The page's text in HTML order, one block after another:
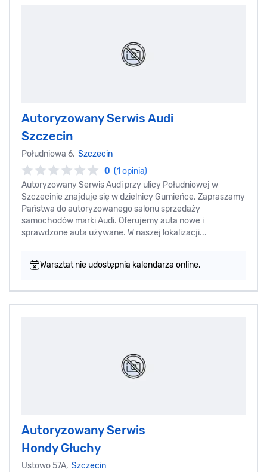
Autoryzowany Serwis Audi
Szczecin
Południowa 6, Szczecin
0 (1 opinia)
Autoryzowany Serwis Audi przy ulicy Południowej w
Szczecinie znajduje się w dzielnicy Gumieńce. Zapraszamy
Państwa do autoryzowanego salonu sprzedaży
samochodów marki Audi. Oferujemy auta nowe i
sprawdzone auta używane. W naszej lokalizacji...
Warsztat nie udostępnia kalendarza online.
Autoryzowany Serwis
Hondy Głuchy
Ustowo 57A, Szczecin